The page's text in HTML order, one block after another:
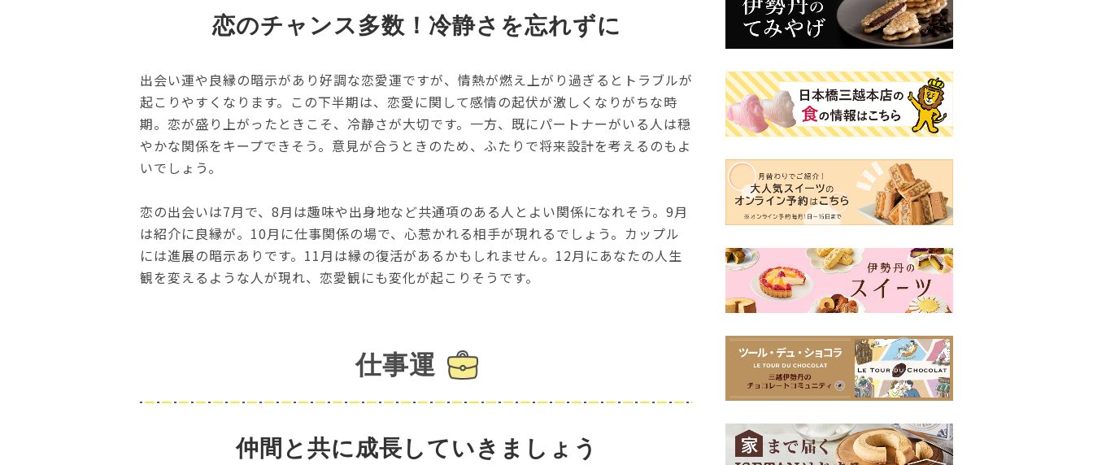
恋のチャンス多数！冷静さを忘れずに
出会い運や良縁の暗示があり好調な恋愛運ですが、情熱が燃え上がり過ぎるとトラブルが
起こりやすくなります。この下半期は、恋愛に関して感情の起伏が激しくなりがちな時
期。恋が盛り上がったときこそ、冷静さが大切です。一方、既にパートナーがいる人は穏
やかな関係をキープできそう。意見が合うときのため、ふたりで将来設計を考えるのもよ
いでしょう。
恋の出会いは7月で、8月は趣味や出身地など共通項のある人とよい関係になれそう。9月
は紹介に良縁が。10月に仕事関係の場で、心惹かれる相手が現れるでしょう。カップル
には進展の暗示ありです。11月は縁の復活があるかもしれません。12月にあなたの人生
観を変えるような人が現れ、恋愛観にも変化が起こりそうです。
仕事運
仲間と共に成長していきましょう